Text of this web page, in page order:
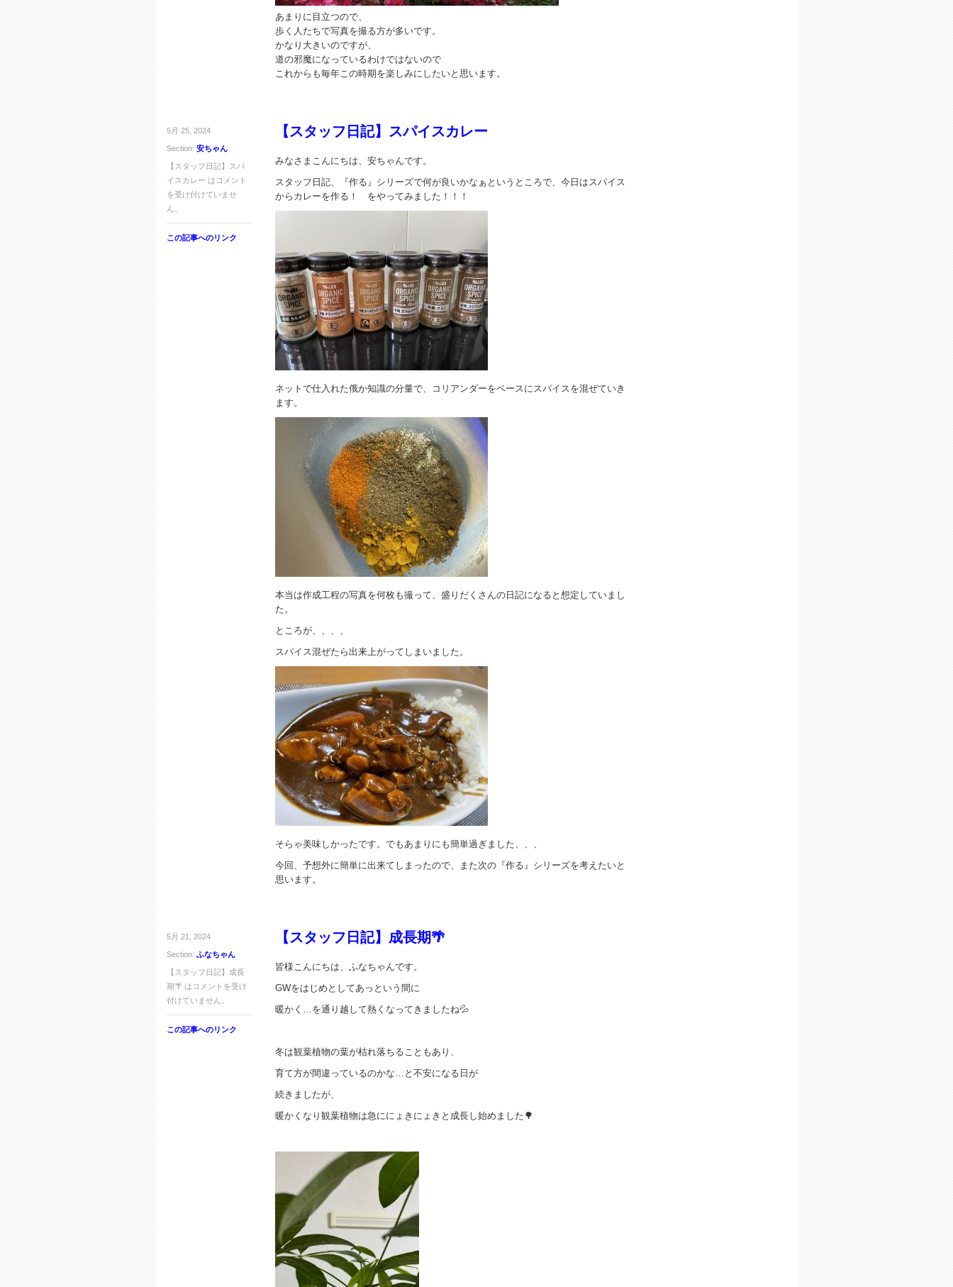
あまりに目立つので、
歩く人たちで写真を撮る方が多いです。
かなり大きいのですが、
道の邪魔になっているわけではないので
これからも毎年この時期を楽しみにしたいと思います。
5月 25, 2024
Section: 安ちゃん
【スタッフ日記】スパ
イスカレー は コメント
を受け付けていませ
ん。
この記事へのリンク
【スタッフ日記】スパイスカレー
みなさまこんにちは、安ちゃんです。
スタッフ日記、『作る』シリーズで何が良いかなぁというところで、今日はスパイス
からカレーを作る！ をやってみました！！！
ネットで仕入れた俄か知識の分量で、コリアンダーをベースにスパイスを混ぜていき
ます。
本当は作成工程の写真を何枚も撮って、盛りだくさんの日記になると想定していまし
た。
ところが、、、、
スパイス混ぜたら出来上がってしまいました。
そらゃ美味しかったです。でもあまりにも簡単過ぎました、、、
今回、予想外に簡単に出来てしまったので、また次の『作る』シリーズを考えたいと
思います。
5月 21, 2024
Section: ふなちゃん
【スタッフ日記】成長
期🌴 は コメントを受け
付けていません。
この記事へのリンク
【スタッフ日記】成長期🌴
皆様こんにちは、ふなちゃんです。
GWをはじめとしてあっという間に
暖かく…を通り越して熱くなってきましたね💦
冬は観葉植物の葉が枯れ落ちることもあり、
育て方が間違っているのかな…と不安になる日が
続きましたが、
暖かくなり観葉植物は急ににょきにょきと成長し始めました🌳